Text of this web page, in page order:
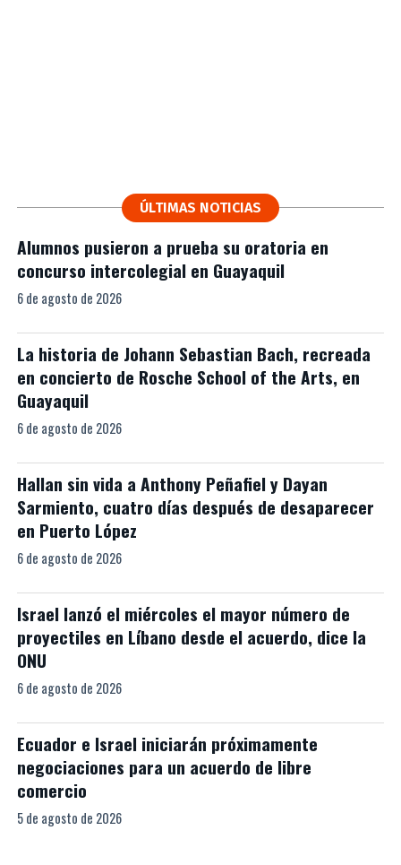
ÚLTIMAS NOTICIAS
Alumnos pusieron a prueba su oratoria en
concurso intercolegial en Guayaquil
6 de agosto de 2026
La historia de Johann Sebastian Bach, recreada
en concierto de Rosche School of the Arts, en
Guayaquil
6 de agosto de 2026
Hallan sin vida a Anthony Peñafiel y Dayan
Sarmiento, cuatro días después de desaparecer
en Puerto López
6 de agosto de 2026
Israel lanzó el miércoles el mayor número de
proyectiles en Líbano desde el acuerdo, dice la
ONU
6 de agosto de 2026
Ecuador e Israel iniciarán próximamente
negociaciones para un acuerdo de libre
comercio
5 de agosto de 2026